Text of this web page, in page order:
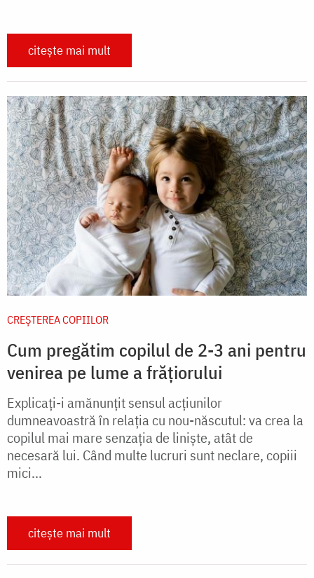
citește mai mult
CREŞTEREA COPIILOR
Cum pregătim copilul de 2-3 ani pentru
venirea pe lume a frățiorului
Explicați-i amănunțit sensul acțiunilor
dumneavoastră în relația cu nou-născutul: va crea la
copilul mai mare senzația de liniște, atât de
necesară lui. Când multe lucruri sunt neclare, copiii
mici...
citește mai mult